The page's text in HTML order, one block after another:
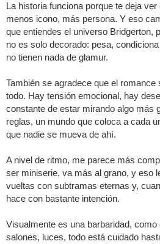
La historia funciona porque te deja
menos icono, más persona. Y eso
que entiendes el universo Bridgerton,
no es solo decorado: pesa,
no tienen nada de glamur.
También se agradece que el romance
todo. Hay tensión emocional, hay
constante de estar mirando algo más
reglas, un mundo que coloca a cada
que nadie se mueva de ahí.
A nivel de ritmo, me parece más
ser miniserie, va más al grano, y eso
vueltas con subtramas eternas y,
hace con bastante intención.
Visualmente es una barbaridad,
salones, luces, todo está cuidado